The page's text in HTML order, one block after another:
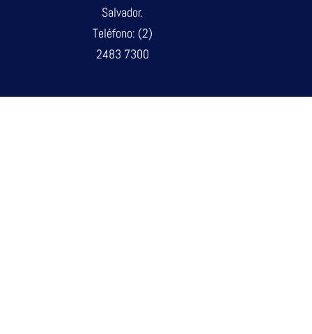
Salvador.
Teléfono: (2)
2483 7300